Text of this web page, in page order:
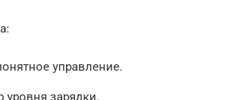
управление.
уровня зарядки.